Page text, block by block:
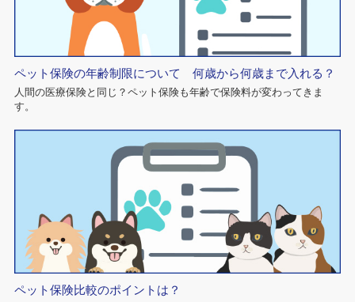
ペット保険の年齢制限について 何歳から何歳まで入れる？
人間の医療保険と同じ？ペット保険も年齢で保険料が変わってきま
す。
ペット保険比較のポイントは？